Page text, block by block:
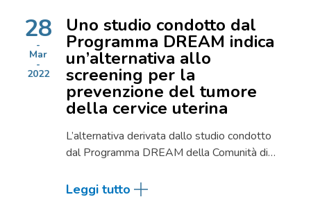
28
Mar
2022
Uno studio condotto dal
Programma DREAM indica
un’alternativa allo
screening per la
prevenzione del tumore
della cervice uterina
L’alternativa derivata dallo studio condotto
dal Programma DREAM della Comunità di…
Leggi tutto